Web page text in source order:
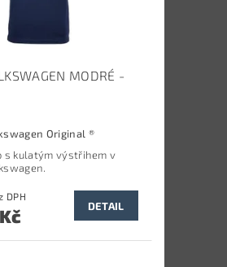
MODRÉ -
Original ®
s kulatým výstřihem v
Kč bez DPH
DETAIL